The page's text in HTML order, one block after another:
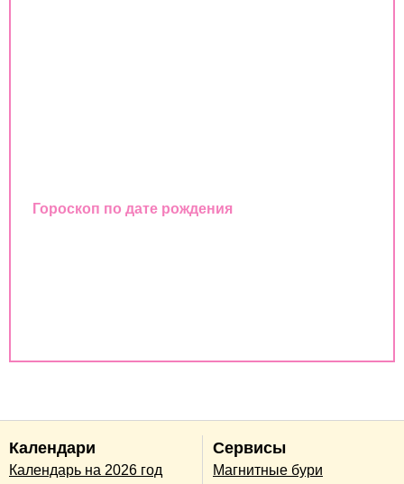
Гороскоп по дате рождения
Календари
Календарь на 2026 год
Сервисы
Магнитные бури